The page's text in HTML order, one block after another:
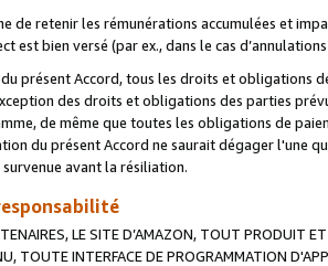
de retenir les rémunérations accumulées et
est bien versé (par ex., dans le cas
présent Accord, tous les droits et obligations
des droits et obligations des parties
de même que toutes les obligations de
du présent Accord ne saurait dégager l'une
avant la résiliation.
LE SITE D’AMAZON, TOUT PRODUIT
TOUTE INTERFACE DE PROGRAMMATION